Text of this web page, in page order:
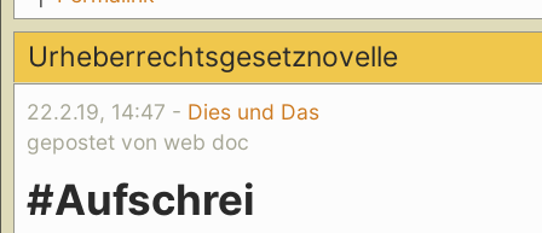
Urheberrechtsgesetznovelle
22.2.19, 14:47 - Dies und Das
gepostet von web doc
#Aufschrei